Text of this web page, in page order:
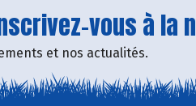
vous à la
et nos actualités.